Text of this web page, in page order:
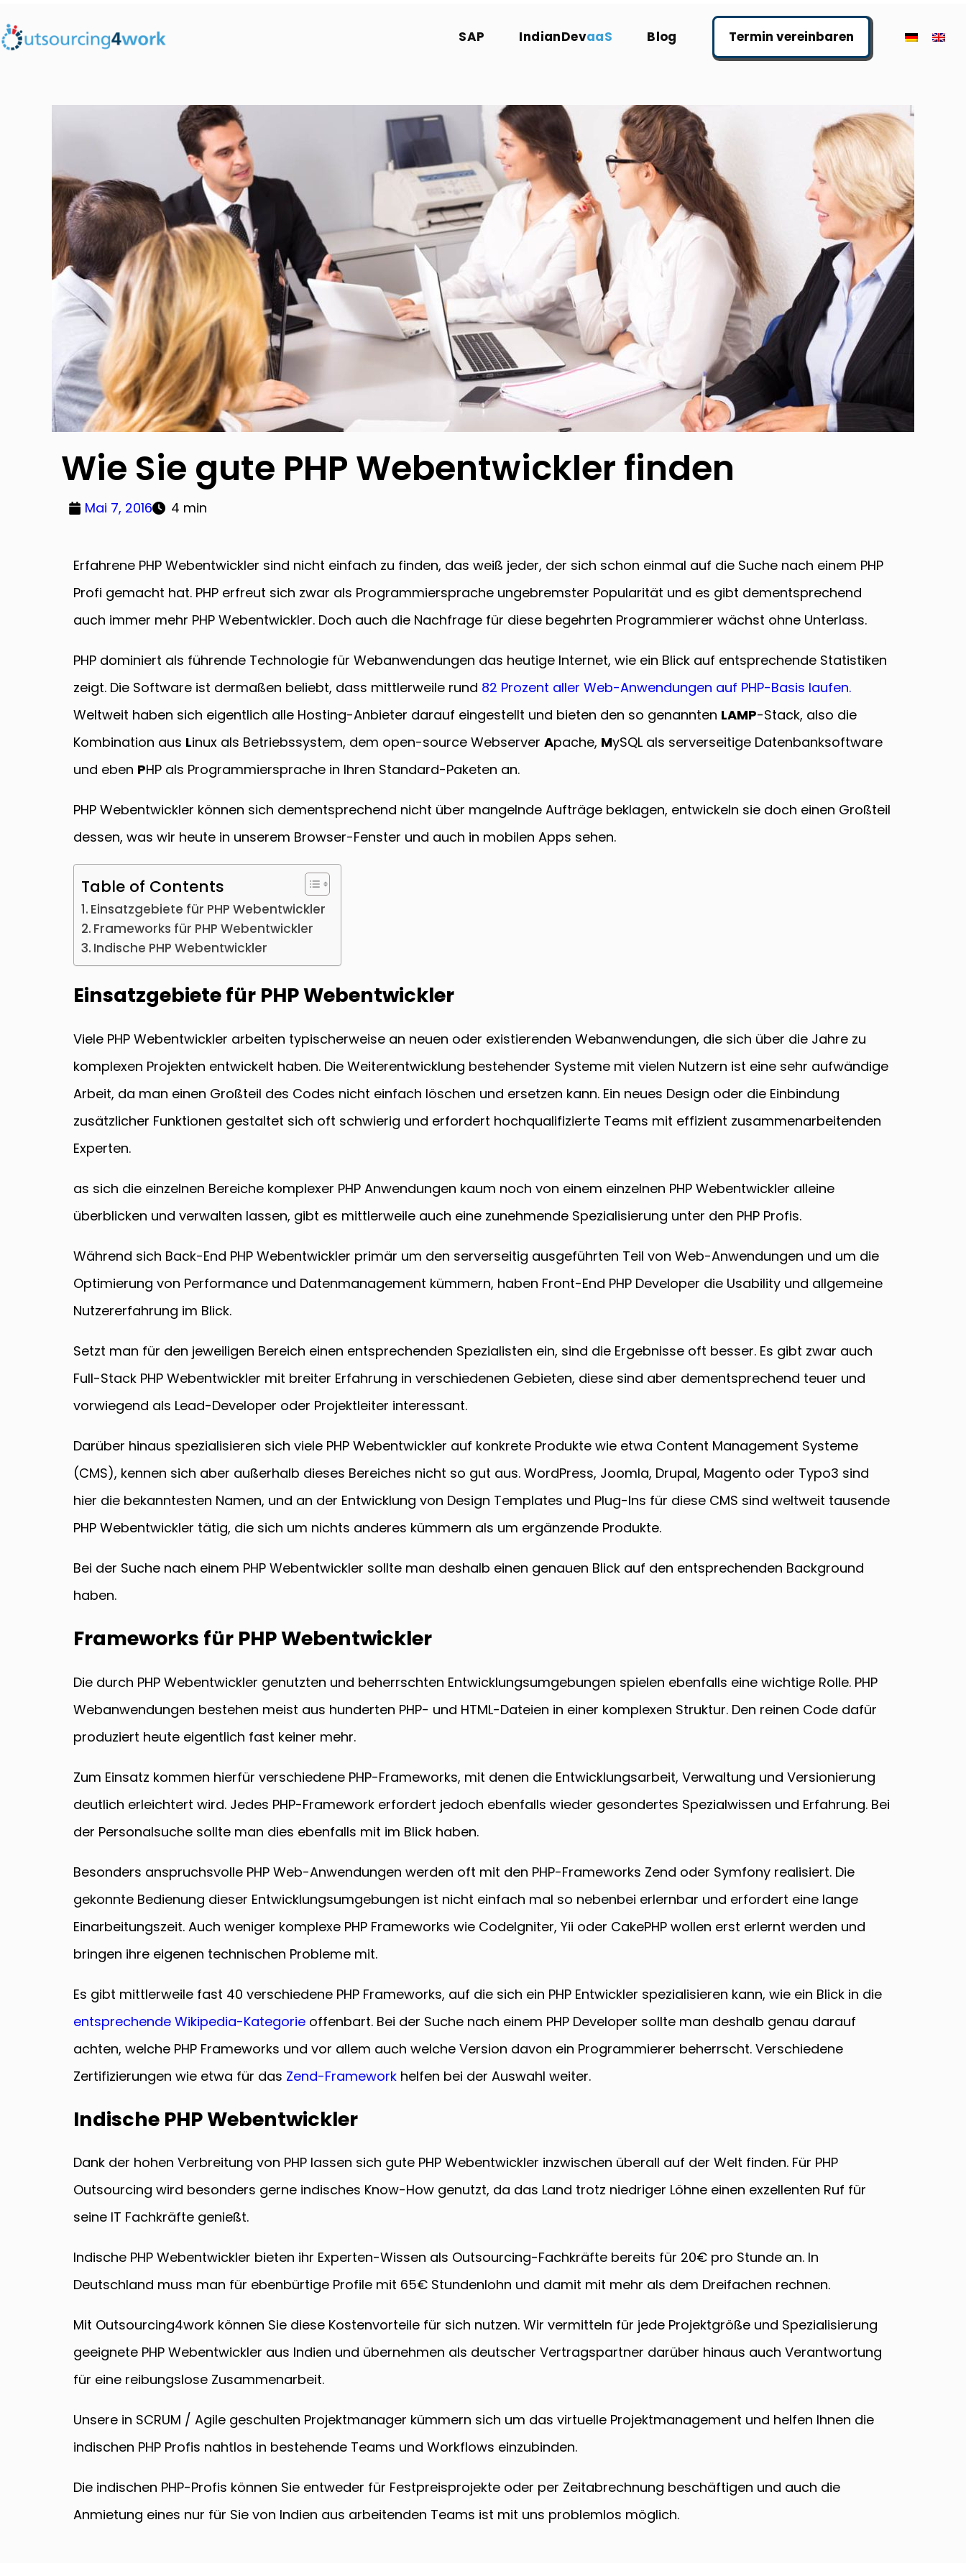
SAP IndianDevaaS Blog Termin vereinbaren
Wie Sie gute PHP Webentwickler finden
Mai 7, 2016 4 min
Erfahrene PHP Webentwickler sind nicht einfach zu finden, das weiß jeder, der sich schon einmal auf die Suche nach einem PHP
Profi gemacht hat. PHP erfreut sich zwar als Programmiersprache ungebremster Popularität und es gibt dementsprechend
auch immer mehr PHP Webentwickler. Doch auch die Nachfrage für diese begehrten Programmierer wächst ohne Unterlass.
PHP dominiert als führende Technologie für Webanwendungen das heutige Internet, wie ein Blick auf entsprechende Statistiken
zeigt. Die Software ist dermaßen beliebt, dass mittlerweile rund 82 Prozent aller Web-Anwendungen auf PHP-Basis laufen.
Weltweit haben sich eigentlich alle Hosting-Anbieter darauf eingestellt und bieten den so genannten LAMP-Stack, also die
Kombination aus Linux als Betriebssystem, dem open-source Webserver Apache, MySQL als serverseitige Datenbanksoftware
und eben PHP als Programmiersprache in Ihren Standard-Paketen an.
PHP Webentwickler können sich dementsprechend nicht über mangelnde Aufträge beklagen, entwickeln sie doch einen Großteil
dessen, was wir heute in unserem Browser-Fenster und auch in mobilen Apps sehen.
Table of Contents
Einsatzgebiete für PHP Webentwickler
Frameworks für PHP Webentwickler
Indische PHP Webentwickler
Einsatzgebiete für PHP Webentwickler
Viele PHP Webentwickler arbeiten typischerweise an neuen oder existierenden Webanwendungen, die sich über die Jahre zu
komplexen Projekten entwickelt haben. Die Weiterentwicklung bestehender Systeme mit vielen Nutzern ist eine sehr aufwändige
Arbeit, da man einen Großteil des Codes nicht einfach löschen und ersetzen kann. Ein neues Design oder die Einbindung
zusätzlicher Funktionen gestaltet sich oft schwierig und erfordert hochqualifizierte Teams mit effizient zusammenarbeitenden
Experten.
as sich die einzelnen Bereiche komplexer PHP Anwendungen kaum noch von einem einzelnen PHP Webentwickler alleine
überblicken und verwalten lassen, gibt es mittlerweile auch eine zunehmende Spezialisierung unter den PHP Profis.
Während sich Back-End PHP Webentwickler primär um den serverseitig ausgeführten Teil von Web-Anwendungen und um die
Optimierung von Performance und Datenmanagement kümmern, haben Front-End PHP Developer die Usability und allgemeine
Nutzererfahrung im Blick.
Setzt man für den jeweiligen Bereich einen entsprechenden Spezialisten ein, sind die Ergebnisse oft besser. Es gibt zwar auch
Full-Stack PHP Webentwickler mit breiter Erfahrung in verschiedenen Gebieten, diese sind aber dementsprechend teuer und
vorwiegend als Lead-Developer oder Projektleiter interessant.
Darüber hinaus spezialisieren sich viele PHP Webentwickler auf konkrete Produkte wie etwa Content Management Systeme
(CMS), kennen sich aber außerhalb dieses Bereiches nicht so gut aus. WordPress, Joomla, Drupal, Magento oder Typo3 sind
hier die bekanntesten Namen, und an der Entwicklung von Design Templates und Plug-Ins für diese CMS sind weltweit tausende
PHP Webentwickler tätig, die sich um nichts anderes kümmern als um ergänzende Produkte.
Bei der Suche nach einem PHP Webentwickler sollte man deshalb einen genauen Blick auf den entsprechenden Background
haben.
Frameworks für PHP Webentwickler
Die durch PHP Webentwickler genutzten und beherrschten Entwicklungsumgebungen spielen ebenfalls eine wichtige Rolle. PHP
Webanwendungen bestehen meist aus hunderten PHP- und HTML-Dateien in einer komplexen Struktur. Den reinen Code dafür
produziert heute eigentlich fast keiner mehr.
Zum Einsatz kommen hierfür verschiedene PHP-Frameworks, mit denen die Entwicklungsarbeit, Verwaltung und Versionierung
deutlich erleichtert wird. Jedes PHP-Framework erfordert jedoch ebenfalls wieder gesondertes Spezialwissen und Erfahrung. Bei
der Personalsuche sollte man dies ebenfalls mit im Blick haben.
Besonders anspruchsvolle PHP Web-Anwendungen werden oft mit den PHP-Frameworks Zend oder Symfony realisiert. Die
gekonnte Bedienung dieser Entwicklungsumgebungen ist nicht einfach mal so nebenbei erlernbar und erfordert eine lange
Einarbeitungszeit. Auch weniger komplexe PHP Frameworks wie CodeIgniter, Yii oder CakePHP wollen erst erlernt werden und
bringen ihre eigenen technischen Probleme mit.
Es gibt mittlerweile fast 40 verschiedene PHP Frameworks, auf die sich ein PHP Entwickler spezialisieren kann, wie ein Blick in die
entsprechende Wikipedia-Kategorie offenbart. Bei der Suche nach einem PHP Developer sollte man deshalb genau darauf
achten, welche PHP Frameworks und vor allem auch welche Version davon ein Programmierer beherrscht. Verschiedene
Zertifizierungen wie etwa für das Zend-Framework helfen bei der Auswahl weiter.
Indische PHP Webentwickler
Dank der hohen Verbreitung von PHP lassen sich gute PHP Webentwickler inzwischen überall auf der Welt finden. Für PHP
Outsourcing wird besonders gerne indisches Know-How genutzt, da das Land trotz niedriger Löhne einen exzellenten Ruf für
seine IT Fachkräfte genießt.
Indische PHP Webentwickler bieten ihr Experten-Wissen als Outsourcing-Fachkräfte bereits für 20€ pro Stunde an. In
Deutschland muss man für ebenbürtige Profile mit 65€ Stundenlohn und damit mit mehr als dem Dreifachen rechnen.
Mit Outsourcing4work können Sie diese Kostenvorteile für sich nutzen. Wir vermitteln für jede Projektgröße und Spezialisierung
geeignete PHP Webentwickler aus Indien und übernehmen als deutscher Vertragspartner darüber hinaus auch Verantwortung
für eine reibungslose Zusammenarbeit.
Unsere in SCRUM / Agile geschulten Projektmanager kümmern sich um das virtuelle Projektmanagement und helfen Ihnen die
indischen PHP Profis nahtlos in bestehende Teams und Workflows einzubinden.
Die indischen PHP-Profis können Sie entweder für Festpreisprojekte oder per Zeitabrechnung beschäftigen und auch die
Anmietung eines nur für Sie von Indien aus arbeitenden Teams ist mit uns problemlos möglich.